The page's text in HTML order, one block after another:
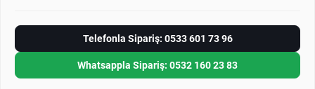
Telefonla Sipariş: 0533 601 73 96
Whatsappla Sipariş: 0532 160 23 83